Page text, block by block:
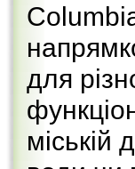
для
міській